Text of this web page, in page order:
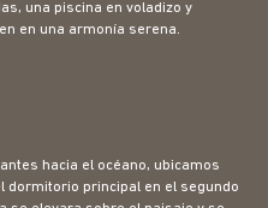
una piscina en voladizo y
en una armonía serena.
hacia el océano, ubicamos
dormitorio principal en el segundo